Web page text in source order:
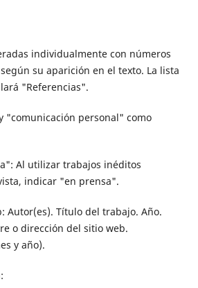
individualmente con números
su aparición en el texto. La lista
"Referencias".
"comunicación personal" como
Al utilizar trabajos inéditos
indicar "en prensa".
Autor(es). Título del trabajo. Año.
o dirección del sitio web.
y año).